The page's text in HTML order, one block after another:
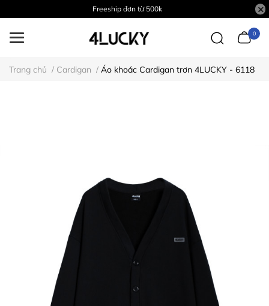
Freeship đơn từ 500k
0
Trang chủ / Cardigan / Áo khoác Cardigan trơn 4LUCKY - 6118